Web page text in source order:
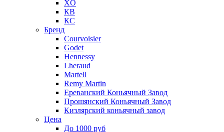
XO
КВ
КС
Бренд
Courvoisier
Godet
Hennessy
Lheraud
Martell
Remy Martin
Ереванский Коньячный Завод
Прошянский Коньячный Завод
Кизлярский коньячный завод
Цена
До 1000 руб